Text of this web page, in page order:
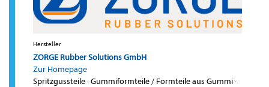
Hersteller
ZORGE Rubber Solutions GmbH
Zur Homepage
Spritzgussteile·Gummiformteile / Formteile aus Gummi·